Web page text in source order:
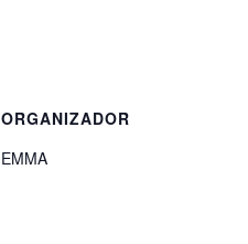
ORGANIZADOR
EMMA